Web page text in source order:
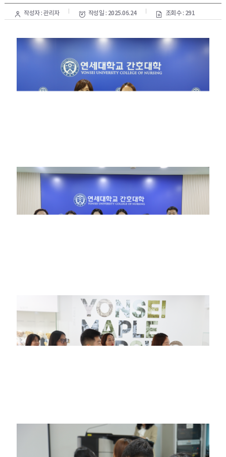
작성자 : 관리자 작성일 : 2025.06.24 조회수 : 291